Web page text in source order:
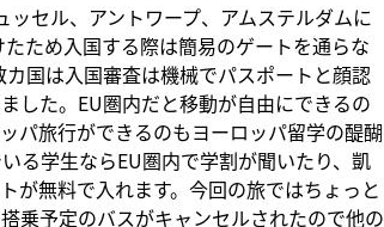
セル、アントワープ、アムステルダムに
ため入国する際は簡易のゲートを通らな
国は入国審査は機械でパスポートと顔認
した。EU圏内だと移動が自由にできるの
パ旅行ができるのもヨーロッパ留学の醍醐
る学生ならEU圏内で学割が聞いたり、凱
が無料で入れます。今回の旅ではちょっと
乗予定のバスがキャンセルされたので他の